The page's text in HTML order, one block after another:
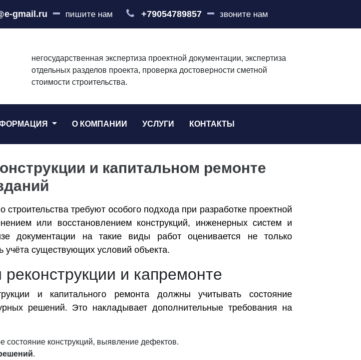
gmail.ru пишите нам +79054789857 звоните нам
негосударственная экспертиза проектной документации, экспертиза
отдельных разделов проекта, проверка достоверности сметной
стоимости строительства.
О КОМПАНИИ УСЛУГИ КОНТАКТЫ
и капитальном ремонте
требуют особого подхода при разработке проектной
или восстановлением конструкций, инженерных систем и
документации на такие виды работ оценивается не только
учёта существующих условий объекта.
и капремонте
и капитального ремонта должны учитывать состояние
решений. Это накладывает дополнительные требования на
состояние конструкций, выявление дефектов.
.